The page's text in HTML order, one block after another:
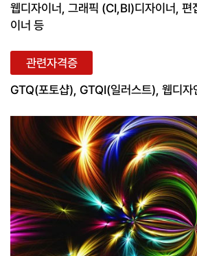
웹디자이너, 그래픽 (CI,BI)디자이너, 편
이너 등
관련자격증
GTQ(포토샵), GTQI(일러스트), 웹디자